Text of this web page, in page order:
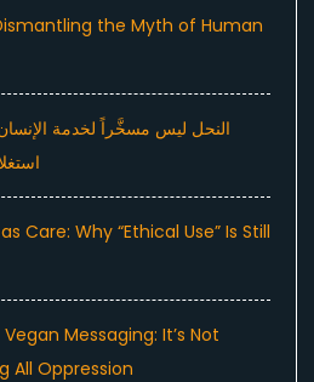
the Myth of Human
النحل ليس مسخَّراً لخدمة
Care: Why “Ethical Use” Is Still
Messaging: It’s Not
All Oppression